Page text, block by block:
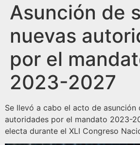
Asunción de
nuevas
por el
2023-2027
Se llevó a cabo el acto de asunción
autoridades por el mandato 2023-
electa durante el XLI Congreso